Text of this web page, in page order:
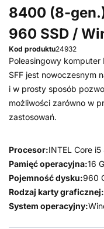
8400 (8-
960 SSD /
Kod produktu24932
Poleasingowy
SFF jest nowoczesnym
i w prosty sposób
możliwości zarówno w
zastosowań.
Procesor:INTEL Core
Pamięć operacyjna:16
Pojemność dysku:960
Rodzaj karty graficznej:
System operacyjny: